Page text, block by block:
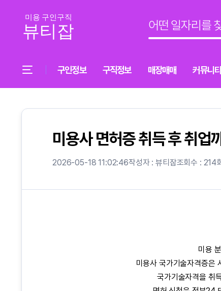
구인정보 구직정보 매장매매 커뮤니티
미용사 면허증 취득 후 취업
2026-05-18 11:02:46작성자 : 뷰티잡조회수 : 214회
미용
미용사 국가기술자격증은
국가기술자격을 취